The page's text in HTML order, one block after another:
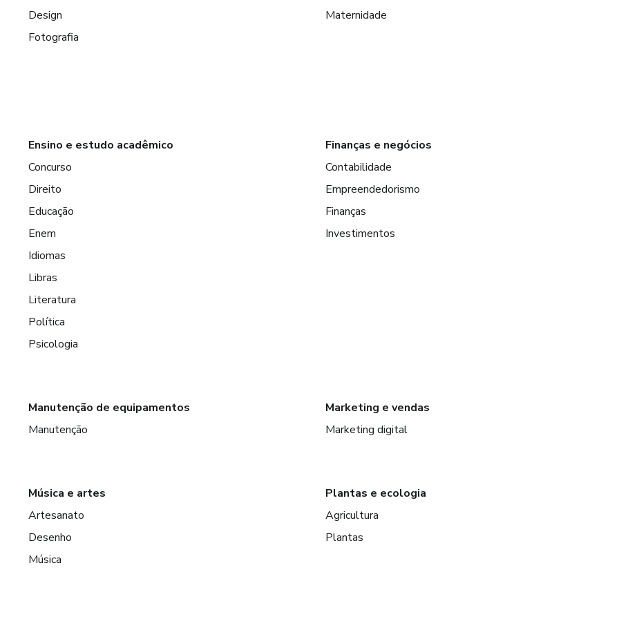
Design
Fotografia
Maternidade
Ensino e estudo acadêmico
Concurso
Direito
Educação
Enem
Idiomas
Libras
Literatura
Política
Psicologia
Finanças e negócios
Contabilidade
Empreendedorismo
Finanças
Investimentos
Manutenção de equipamentos
Manutenção
Marketing e vendas
Marketing digital
Música e artes
Artesanato
Desenho
Música
Plantas e ecologia
Agricultura
Plantas